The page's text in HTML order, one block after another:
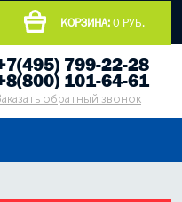
КОРЗИНА: 0 РУБ.
799-22-28
101-64-61
обратный звонок